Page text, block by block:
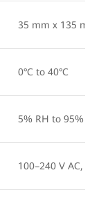
35 mm x 135
0°C to 40°C
5% RH to 95%
100–240 V AC,